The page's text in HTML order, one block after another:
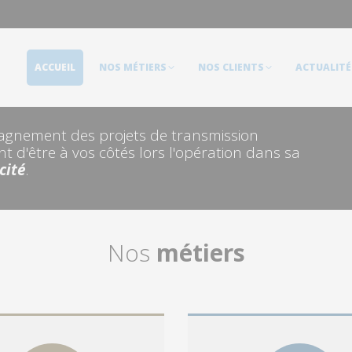
ACCUEIL NOS MÉTIERS NOS CLIENTS
des projets de transmission
d'être à vos côtés lors l'opération dans sa
.
Nos métiers
ACCUEIL NOS MÉTIERS